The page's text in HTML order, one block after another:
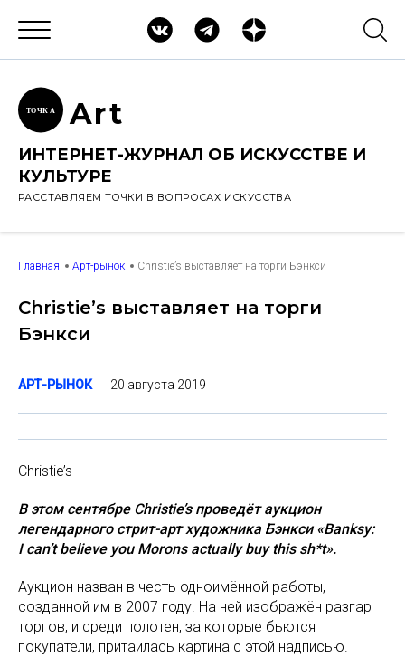
ТОЧК А Art
ИНТЕРНЕТ-ЖУРНАЛ ОБ ИСКУССТВЕ И
КУЛЬТУРЕ
РАССТАВЛЯЕМ ТОЧКИ В ВОПРОСАХ ИСКУССТВА
Главная Арт-рынок Christie’s выставляет на торги Бэнкси
Christie’s выставляет на торги
Бэнкси
АРТ-РЫНОК 20 августа 2019
Christie’s
В этом сентябре Christie’s проведёт аукцион
легендарного стрит-арт художника Бэнкси «Banksy:
I can’t believe you Morons actually buy this sh*t».
Аукцион назван в честь одноимённой работы,
созданной им в 2007 году. На ней изображён разгар
торгов, и среди полотен, за которые бьются
покупатели, притаилась картина с этой надписью.